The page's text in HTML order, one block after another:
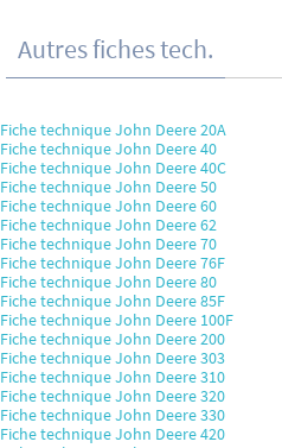
Autres fiches tech.
Fiche technique John Deere 20A
Fiche technique John Deere 40
Fiche technique John Deere 40C
Fiche technique John Deere 50
Fiche technique John Deere 60
Fiche technique John Deere 62
Fiche technique John Deere 70
Fiche technique John Deere 76F
Fiche technique John Deere 80
Fiche technique John Deere 85F
Fiche technique John Deere 100F
Fiche technique John Deere 200
Fiche technique John Deere 303
Fiche technique John Deere 310
Fiche technique John Deere 320
Fiche technique John Deere 330
Fiche technique John Deere 420